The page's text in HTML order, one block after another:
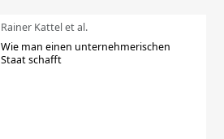
Rainer Kattel et al.
Wie man einen unternehmerischen
Staat schafft